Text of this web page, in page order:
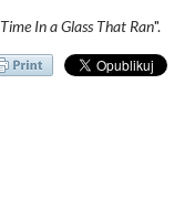
Time In a Glass That Ran".